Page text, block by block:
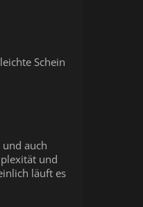
Schein
auch
und
läuft es